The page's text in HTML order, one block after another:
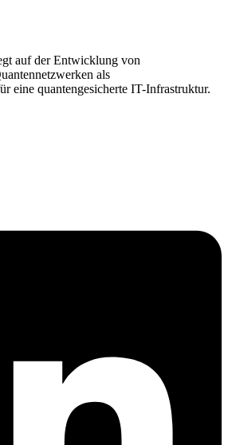
auf der Entwicklung von
als
eine quantengesicherte IT-Infrastruktur.